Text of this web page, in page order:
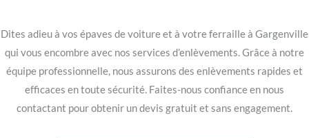
Dites adieu à vos épaves de voiture et à votre ferraille à Gargenville
qui vous encombre avec nos services d’enlèvements. Grâce à notre
équipe professionnelle, nous assurons des enlèvements rapides et
efficaces en toute sécurité. Faites-nous confiance en nous
contactant pour obtenir un devis gratuit et sans engagement.